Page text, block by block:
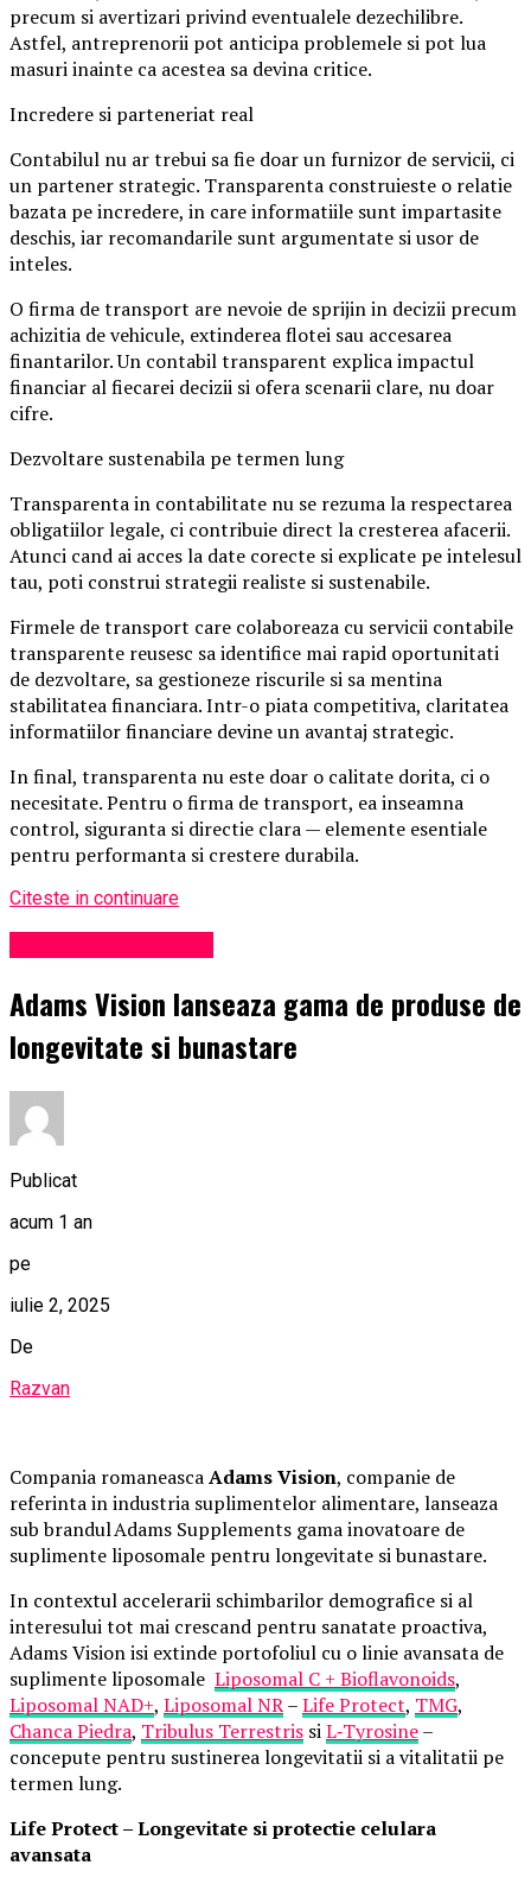
precum si avertizari privind eventualele dezechilibre.
Astfel, antreprenorii pot anticipa problemele si pot lua
masuri inainte ca acestea sa devina critice.
Incredere si parteneriat real
Contabilul nu ar trebui sa fie doar un furnizor de servicii, ci
un partener strategic. Transparenta construieste o relatie
bazata pe incredere, in care informatiile sunt impartasite
deschis, iar recomandarile sunt argumentate si usor de
inteles.
O firma de transport are nevoie de sprijin in decizii precum
achizitia de vehicule, extinderea flotei sau accesarea
finantarilor. Un contabil transparent explica impactul
financiar al fiecarei decizii si ofera scenarii clare, nu doar
cifre.
Dezvoltare sustenabila pe termen lung
Transparenta in contabilitate nu se rezuma la respectarea
obligatiilor legale, ci contribuie direct la cresterea afacerii.
Atunci cand ai acces la date corecte si explicate pe intelesul
tau, poti construi strategii realiste si sustenabile.
Firmele de transport care colaboreaza cu servicii contabile
transparente reusesc sa identifice mai rapid oportunitati
de dezvoltare, sa gestioneze riscurile si sa mentina
stabilitatea financiara. Intr-o piata competitiva, claritatea
informatiilor financiare devine un avantaj strategic.
In final, transparenta nu este doar o calitate dorita, ci o
necesitate. Pentru o firma de transport, ea inseamna
control, siguranta si directie clara — elemente esentiale
pentru performanta si crestere durabila.
Citeste in continuare
Adams Vision lanseaza gama de produse de
longevitate si bunastare
Publicat
acum 1 an
pe
iulie 2, 2025
De
Razvan
Compania romaneascaAdams Vision, companie de
referinta in industria suplimentelor alimentare, lanseaza
sub brandul Adams Supplements gama inovatoare de
suplimente liposomale pentru longevitate si bunastare.
In contextul accelerarii schimbarilor demografice si al
interesului tot mai crescand pentru sanatate proactiva,
Adams Vision isi extinde portofoliul cu o linie avansata de
suplimente liposomale Liposomal C + Bioflavonoids,
Liposomal NAD+, Liposomal NR–Life Protect, TMG,
Chanca Piedra, Tribulus Terrestris siL‑Tyrosine–
concepute pentru sustinerea longevitatii si a vitalitatii pe
termen lung.
Life Protect – Longevitate si protectie celulara
avansata